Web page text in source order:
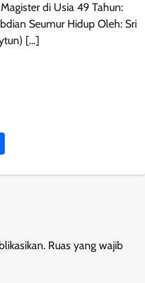
di Usia 49 Tahun:
Seumur Hidup Oleh: Sri
[…]
Ruas yang wajib